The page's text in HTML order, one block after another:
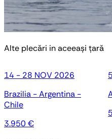
Alte plecări in aceeași țară
14 - 28 NOV 2026
Brazilia - Argentina -
Chile
3.950 €